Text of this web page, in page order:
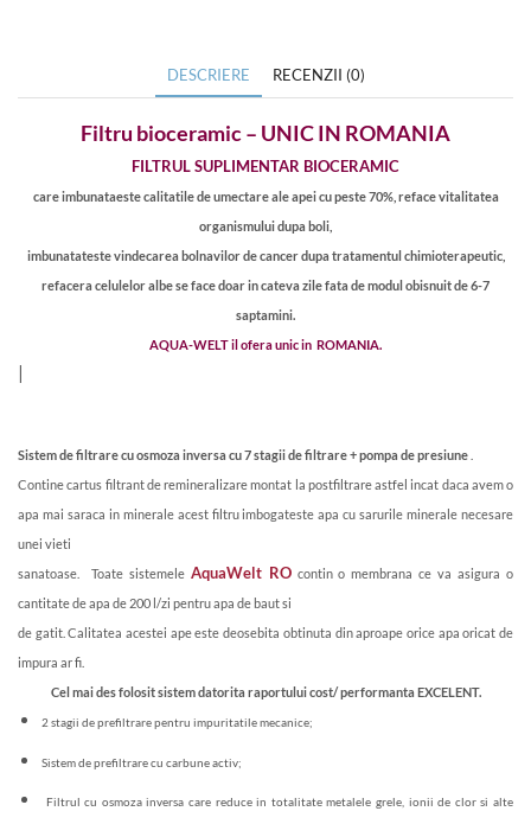
DESCRIERE RECENZII (0)
Filtru bioceramic – UNIC IN ROMANIA
FILTRUL SUPLIMENTAR BIOCERAMIC
care imbunataeste calitatile de umectare ale apei cu peste 70%, reface vitalitatea
organismului dupa boli,
imbunatateste vindecarea bolnavilor de cancer dupa tratamentul chimioterapeutic,
refacera celulelor albe se face doar in cateva zile fata de modul obisnuit de 6-7
saptamini.
AQUA-WELT il ofera unic in ROMANIA.
|
Sistem de filtrare cu osmoza inversa cu 7 stagii de filtrare + pompa de presiune
Contine cartus filtrant de remineralizare montat la postfiltrare astfel incat daca avem o
apa mai saraca in minerale acest filtru imbogateste apa cu sarurile minerale necesare
unei vieti
sanatoase. Toate sistemele AquaWelt ROcontin o membrana ce va asigura o
cantitate de apa de 200 l/zi pentru apa de baut si
de gatit. Calitatea acestei ape este deosebita obtinuta din aproape orice apa oricat de
impura ar fi.
Cel mai des folosit sistem datorita raportului cost/ performanta EXCELENT.
2 stagii de prefiltrare pentru impuritatile mecanice;
Sistem de prefiltrare cu carbune activ;
Filtrul cu osmoza inversa care reduce in totalitate metalele grele, ionii de clor si alte